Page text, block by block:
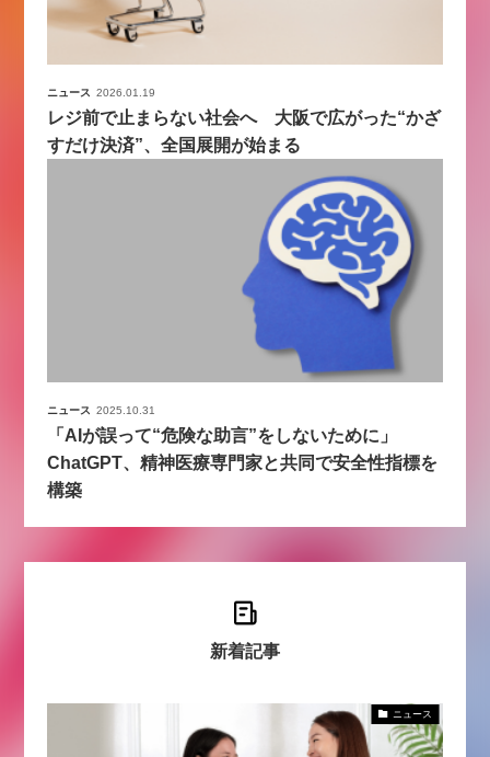
ニュース 2026.01.19
レジ前で止まらない社会へ 大阪で広がった“かざ
すだけ決済”、全国展開が始まる
ニュース 2025.10.31
「AIが誤って“危険な助言”をしないために」
ChatGPT、精神医療専門家と共同で安全性指標を
構築
新着記事
ニュース